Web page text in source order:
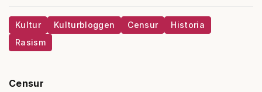
Kultur Kulturbloggen Censur
Historia
Rasism
Censur